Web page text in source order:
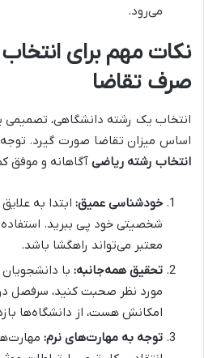
می‌رود.
نکات مهم برای انتخاب
صرف تقاضا
انتخاب یک رشته دانشگاهی، تصمیمی
اساس میزان تقاضا صورت گیرد.
انتخاب رشته ریاضیآگاهانه و موفق
خودشناسی عمیق: ابتدا به
شخصیتی خود پی ببرید.
معتبر می‌تواند راهگشا باشد.
تحقیق همه‌جانبه: با
مورد نظر صحبت کنید، سرفصل
امکانش هست، از دانشگاه‌ها
توجه به مهارت‌های نرم: